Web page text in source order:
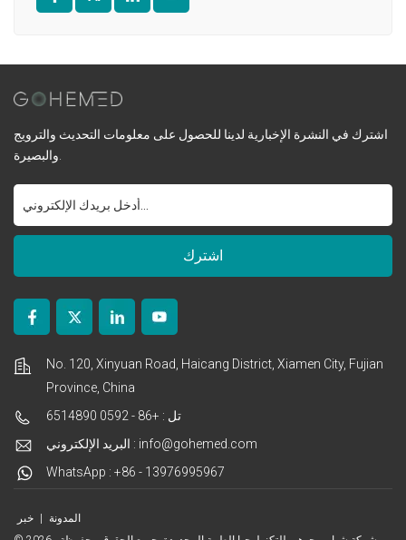
اشترك في النشرة الإخبارية لدينا للحصول على معلومات التحديث والترويج
والبصيرة.
No. 120, Xinyuan Road, Haicang District, Xiamen City, Fujian
Province, China
تل : +86 - 0592 6514890
البريد الإلكتروني : info@gohemed.com
WhatsApp : +86 - 13976995967
المدونة | خبر